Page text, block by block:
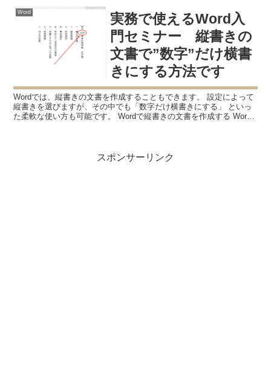
Word
実務で使えるWord入
門セミナー 縦書きの
文書で”数字”だけ横書
きにする方法です
Wordでは、縦書きの文書を作成することもできます。 設定によって
縦書きを選びますが、その中でも「数字だけ横書きにする」 といっ
た柔軟な使い方も可能です。 Wordで縦書きの文書を作成する Word
スポンサーリンク